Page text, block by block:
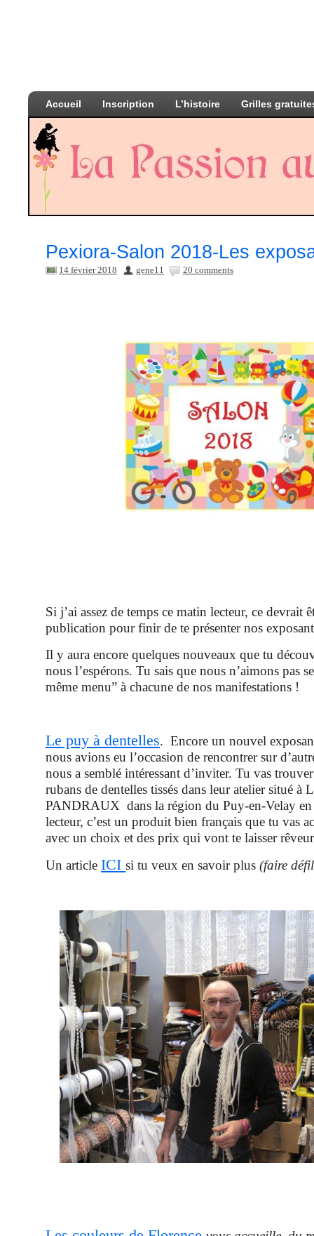
Accueil Inscription L’histoire Grilles
Pexiora-Salon 2018-Les
14 février 2018 gene11 20 comments
Si j’ai assez de temps ce matin lecteur, ce devrait
publication pour finir de te présenter nos
Il y aura encore quelques nouveaux que tu
nous l’espérons. Tu sais que nous n’aimons pas
même menu” à chacune de nos manifestations !
Le puy à dentelles. Encore un nouvel
nous avions eu l’occasion de rencontrer sur
nous a semblé intéressant d’inviter. Tu vas
rubans de dentelles tissés dans leur atelier situé à
PANDRAUX dans la région du Puy-en-Velay
lecteur, c’est un produit bien français que tu vas
avec un choix et des prix qui vont te laisser
Un article ICI si tu veux en savoir plus (faire